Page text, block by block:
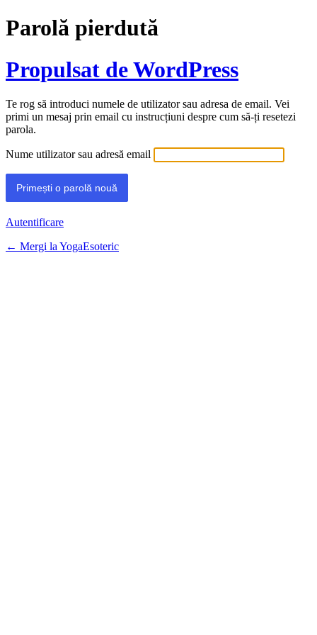
Parolă pierdută
Propulsat de WordPress
Te rog să introduci numele de utilizator sau adresa de email. Vei
primi un mesaj prin email cu instrucțiuni despre cum să-ți resetezi
parola.
Nume utilizator sau adresă email
Autentificare
← Mergi la YogaEsoteric